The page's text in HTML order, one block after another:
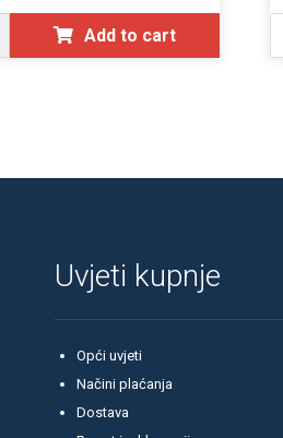
Add to cart
Uvjeti kupnje
Opći uvjeti
Načini plaćanja
Dostava